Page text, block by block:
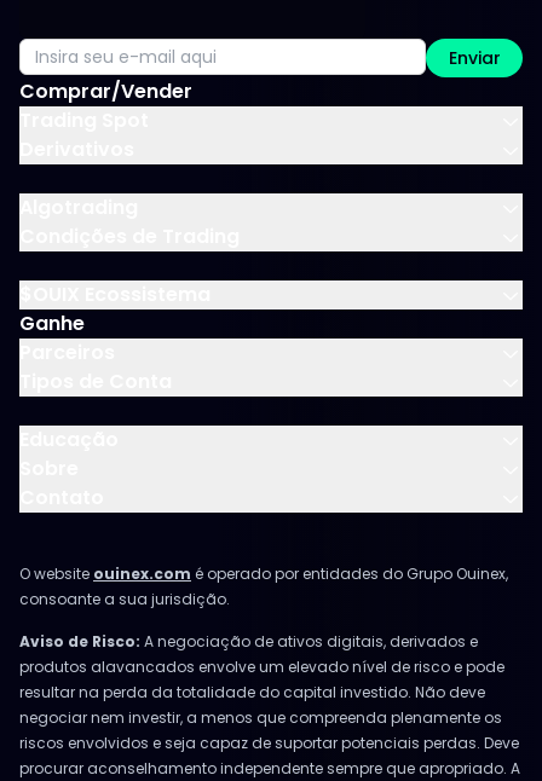
Comprar/Vender
Ganhe
Enviar
O website ouinex.com é operado por entidades do Grupo Ouinex,
consoante a sua jurisdição.
Aviso de Risco: A negociação de ativos digitais, derivados e
produtos alavancados envolve um elevado nível de risco e pode
resultar na perda da totalidade do capital investido. Não deve
negociar nem investir, a menos que compreenda plenamente os
riscos envolvidos e seja capaz de suportar potenciais perdas. Deve
procurar aconselhamento independente sempre que apropriado. A